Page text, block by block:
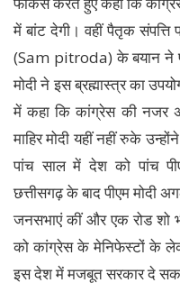
में बांट देगी। वहीं पैतृक
(Sam pitroda) के बयान ने
मोदी ने इस ब्रह्मास्त्र का
में कहा कि कांग्रेस की नजर
माहिर मोदी यहीं नहीं रुके
पांच साल में देश को पांच
छत्तीसगढ़ के बाद पीएम मोदी
जनसभाएं कीं और एक रोड शो
को कांग्रेस के मेनिफेस्टों के
इस देश में मजबूत सरकार दे